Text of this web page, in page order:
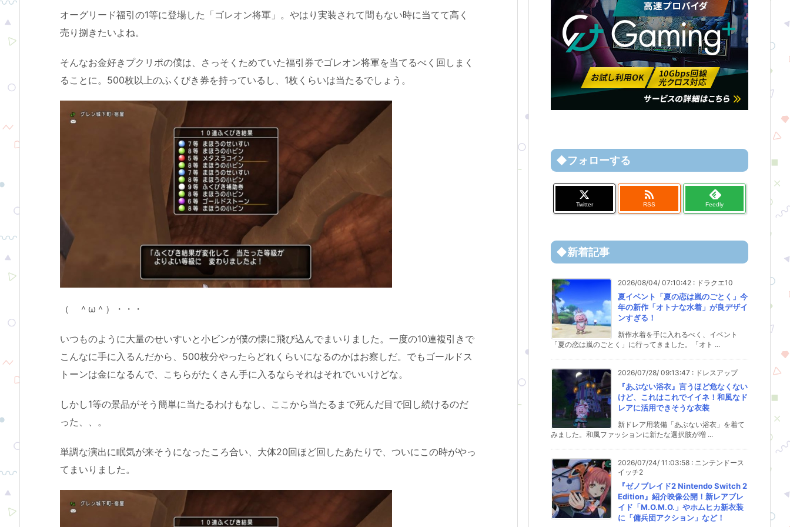
オーグリード福引の1等に登場した「ゴレオン将軍」。やはり実装されて間もない時に当てて高く
売り捌きたいよね。
そんなお金好きプクリポの僕は、さっそくためていた福引券でゴレオン将軍を当てるべく回しまく
ることに。500枚以上のふくびき券を持っているし、1枚くらいは当たるでしょう。
（ ＾ω＾）・・・
いつものように大量のせいすいと小ビンが僕の懐に飛び込んでまいりました。一度の10連複引きで
こんなに手に入るんだから、500枚分やったらどれくらいになるのかはお察しだ。でもゴールドス
トーンは金になるんで、こちらがたくさん手に入るならそれはそれでいいけどな。
しかし1等の景品がそう簡単に当たるわけもなし、ここから当たるまで死んだ目で回し続けるのだ
った、、。
単調な演出に眠気が来そうになったころ合い、大体20回ほど回したあたりで、ついにこの時がやっ
てまいりました。
◆フォローする
Twitter

RSS Feedly
◆新着記事
2026/08/04/ 07:10:42 : ドラクエ10
夏イベント「夏の恋は嵐のごとく」今
年の新作「オトナな水着」が良デザイ
ンすぎる！
新作水着を手に入れるべく、イベント
「夏の恋は嵐のごとく」に行ってきました。「オト ...
2026/07/28/ 09:13:47 : ドレスアップ
『あぶない浴衣』言うほど危なくない
けど、これはこれでイイネ！和風なド
レアに活用できそうな衣装
新ドレア用装備「あぶない浴衣」を着て
みました。和風ファッションに新たな選択肢が増 ...
2026/07/24/ 11:03:58 : ニンテンドース
イッチ2
『ゼノブレイド2 Nintendo Switch 2
Edition』紹介映像公開！新レアブレ
イド「M.O.M.O.」やホムヒカ新衣装
に「傭兵団アクション」など！